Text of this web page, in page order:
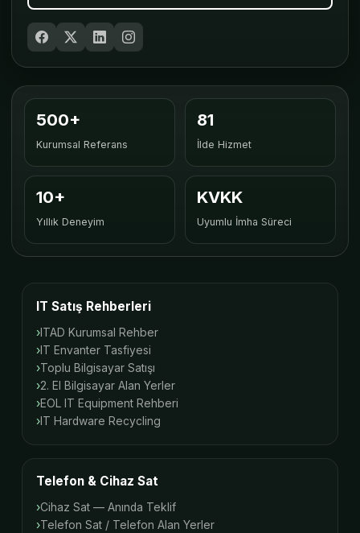
500+
Kurumsal Referans
81
İlde Hizmet
10+
Yıllık Deneyim
KVKK
Uyumlu İmha Süreci
IT Satış Rehberleri
ITAD Kurumsal Rehber
IT Envanter Tasfiyesi
Toplu Bilgisayar Satışı
2. El Bilgisayar Alan Yerler
EOL IT Equipment Rehberi
IT Hardware Recycling
Telefon & Cihaz Sat
Cihaz Sat — Anında Teklif
Telefon Sat / Telefon Alan Yerler